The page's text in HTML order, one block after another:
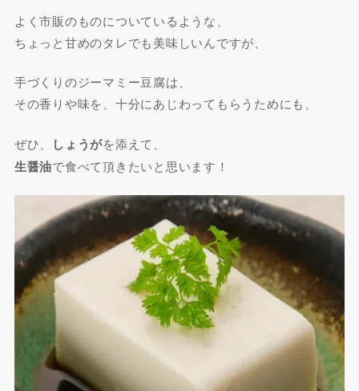
よく市販のものについているような、
ちょっと甘めのタレでも美味しいんですが、
手づくりのジーマミー豆腐は、
その香りや味を、十分にあじわってもらうためにも、
ぜひ、 しょうがを添えて、
生醤油で食べて頂きたいと思います！